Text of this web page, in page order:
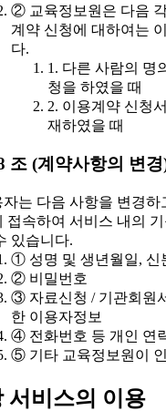
② 교육정보원은 다음
계약 신청에 대하여는
다.
1. 다른 사람의 명
청을 하였을 때
2. 이용계약 신청
재하였을 때
조 (계약사항의 변
자는 다음 사항을 변경하
접속하여 서비스 내의
있습니다.
① 성명 및 생년월일, 신
② 비밀번호
③ 자료신청 / 기관회원
한 이용자정보
④ 전화번호 등 개인 연
⑤ 기타 교육정보원이
서비스의 이용